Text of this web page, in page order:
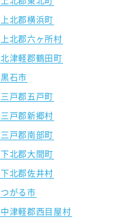
上北郡横浜町
上北郡六ヶ所村
北津軽郡鶴田町
黒石市
三戸郡五戸町
三戸郡新郷村
三戸郡南部町
下北郡大間町
下北郡佐井村
つがる市
中津軽郡西目屋村